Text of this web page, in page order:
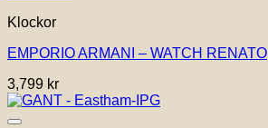
Klockor
EMPORIO ARMANI – WATCH RENATO
3,799 kr